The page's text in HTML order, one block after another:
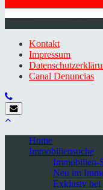
Kontakt
Impressum
Canal Denuncias
Home
Immobiliensuche
Neu im
Exklusiv